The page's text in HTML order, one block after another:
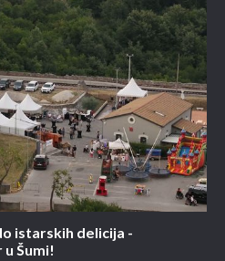
istarskih delicija -
Šumi!